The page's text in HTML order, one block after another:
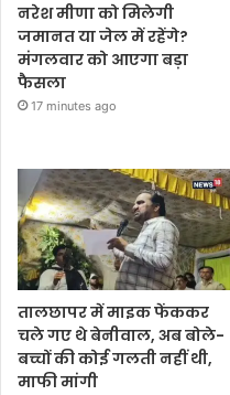
नरेश मीणा को मिलेगी
जमानत या जेल में रहेंगे?
मंगलवार को आएगा बड़ा
फैसला
17 minutes ago
तालछापर में माइक फेंककर
चले गए थे बेनीवाल, अब बोले-
बच्चों की कोई गलती नहीं थी,
माफी मांगी